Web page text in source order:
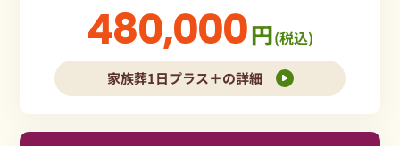
480,000円(税込)
家族葬1日プラス＋の詳細